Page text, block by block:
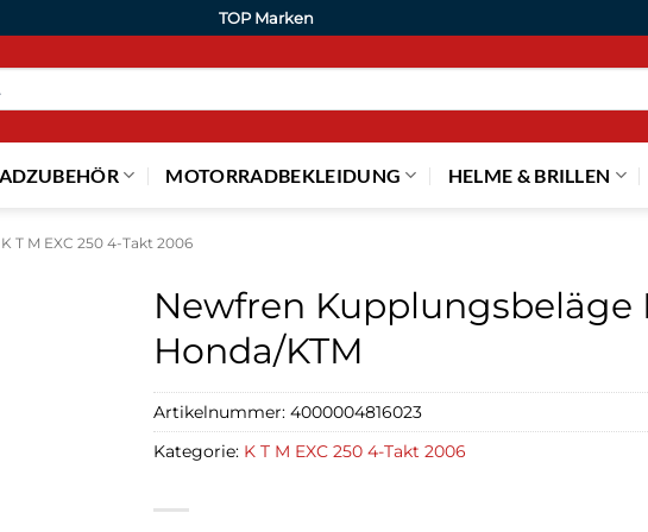
TOP Marken
MOTORRADBEKLEIDUNG HELME & BRILLEN
K T M EXC 250 4-Takt 2006
Newfren Kupplungsbeläge
Honda/KTM
Artikelnummer: 4000004816023
Kategorie: K T M EXC 250 4-Takt 2006